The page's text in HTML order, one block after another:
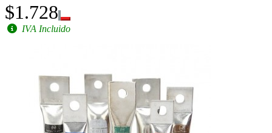
$1.728
IVA Incluido